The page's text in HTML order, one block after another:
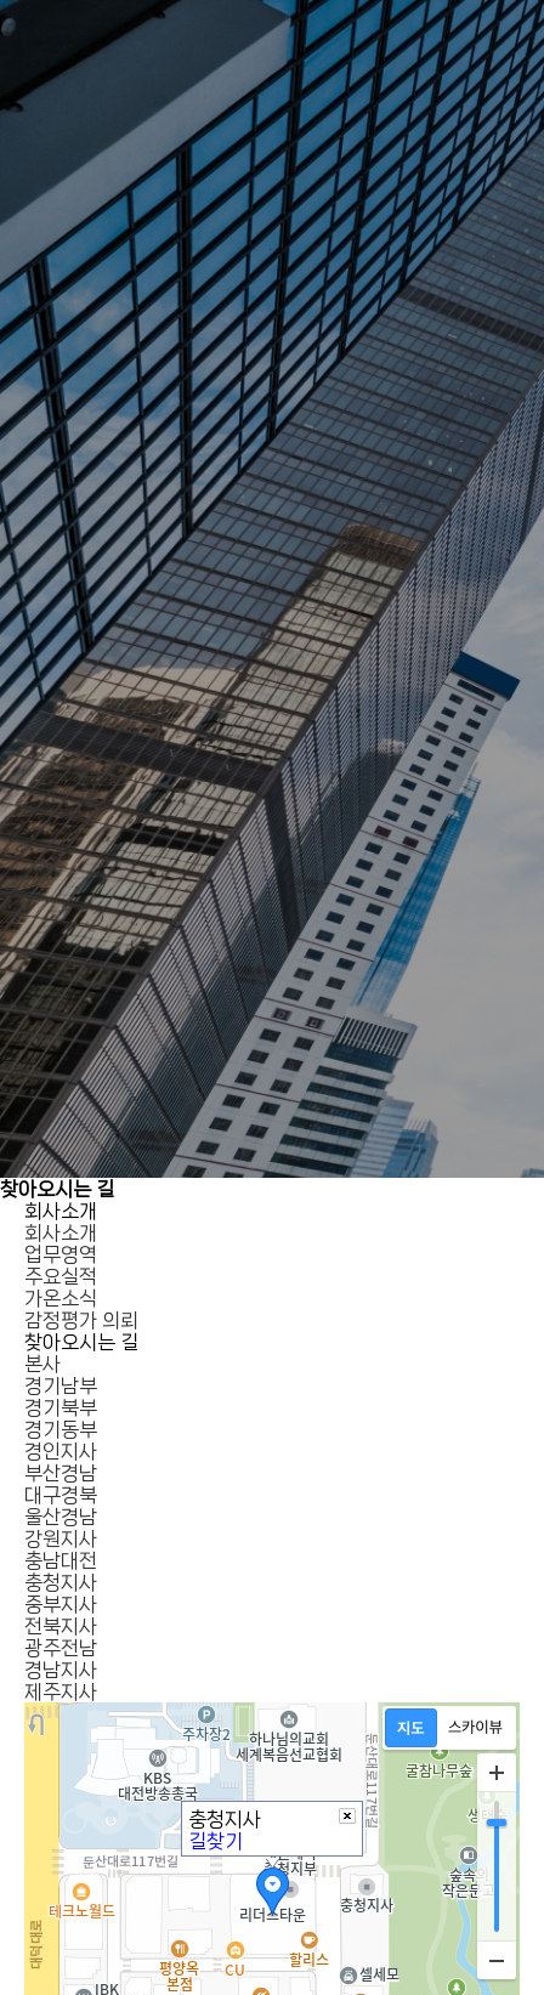
찾아오시는 길
회사소개
회사소개
업무영역
주요실적
가온소식
감정평가 의뢰
찾아오시는 길
본사
경기남부
경기북부
경기동부
경인지사
부산경남
대구경북
울산경남
강원지사
충남대전
충청지사
중부지사
전북지사
광주전남
경남지사
제주지사
충청지사
길찾기